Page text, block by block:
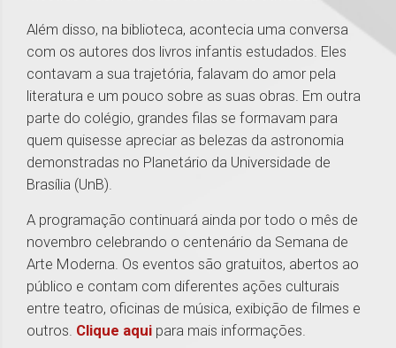
Além disso, na biblioteca, acontecia uma conversa
com os autores dos livros infantis estudados. Eles
contavam a sua trajetória, falavam do amor pela
literatura e um pouco sobre as suas obras. Em outra
parte do colégio, grandes filas se formavam para
quem quisesse apreciar as belezas da astronomia
demonstradas no Planetário da Universidade de
Brasília (UnB).
A programação continuará ainda por todo o mês de
novembro celebrando o centenário da Semana de
Arte Moderna. Os eventos são gratuitos, abertos ao
público e contam com diferentes ações culturais
entre teatro, oficinas de música, exibição de filmes e
outros. Clique aqui para mais informações.